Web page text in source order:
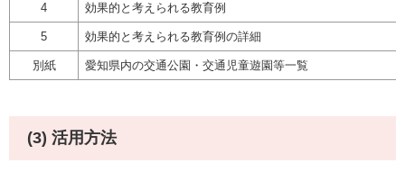
4 効果的と考えられる教育例
5 効果的と考えられる教育例の詳細
別紙 愛知県内の交通公園・交通児童遊園等一覧
(3) 活用方法